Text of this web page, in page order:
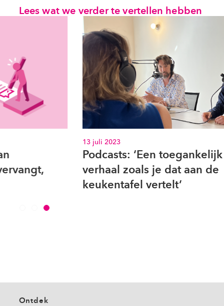
Lees wat we verder te vertellen hebben
Podcasts: ‘Een toegankelijk
verhaal zoals je dat aan de
keukentafel vertelt’
Ontdek